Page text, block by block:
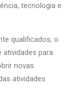
tecnologia e
qualificados, o
atividades para
novas
atividades